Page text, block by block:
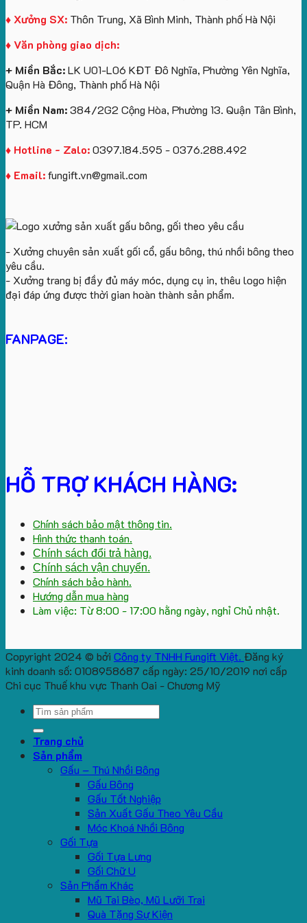
theologo
quà
in
làm
tặng
♦ Xưởng SX: Thôn Trung, Xã Bình Minh, Thành phố Hà Nội
♦ Văn phòng giao dịch:
+ Miền Bắc:LK U01-L06 KĐT Đô Nghĩa, Phường Yên Nghĩa,
Quận Hà Đông, Thành phố Hà Nội
+ Miền Nam:384/2G2 Cộng Hòa, Phường 13. Quận Tân Bình,
TP. HCM
♦ Hotline - Zalo:0397.184.595 - 0376.288.492
♦ Email:fungift.vn@gmail.com
- Xưởng chuyên sản xuất gối cổ, gấu bông, thú nhồi bông theo
yêu cầu.
- Xưởng trang bị đầy đủ máy móc, dụng cụ in, thêu logo hiện
đại đáp ứng được thời gian hoàn thành sản phẩm.
FANPAGE:
HỖ TRỢ KHÁCH HÀNG:
Chính sách bảo mật thông tin.
Hình thức thanh toán.
Chính sách đổi trả hàng.
Chính sách vận chuyển.
Chính sách bảo hành.
Hướng dẫn mua hàng
Làm việc: Từ 8:00 - 17:00 hằng ngày, nghỉ Chủ nhật.
Copyright 2024 © bởi Công ty TNHH Fungift Việt. Đăng ký
kinh doanh số: 0108958687 cấp ngày: 25/10/2019 nơi cấp
Chi cục Thuế khu vực Thanh Oai - Chương Mỹ
Search
Trang chủ
Sản phẩm
Gấu – Thú Nhồi Bông
Gấu Bông
Gấu Tốt Nghiệp
Sản Xuất Gấu Theo Yêu Cầu
Móc Khoá Nhồi Bông
Gối Tựa
Gối Tựa Lưng
Gối Chữ U
Sản Phẩm Khác
Mũ Tai Bèo, Mũ Lưỡi Trai
Quà Tặng Sự Kiện